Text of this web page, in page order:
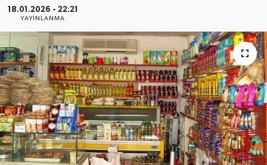
18.01.2026 - 22:21
YAYINLANMA
İLÇE HABERLERİ
KÜLTÜR-SANAT
KSÜ
DÜNYA
ROPORTAJ